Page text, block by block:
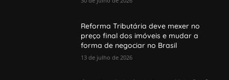
Reforma Tributária deve mexer no
preço final dos imóveis e mudar a
forma de negociar no Brasil
13 de julho de 2026